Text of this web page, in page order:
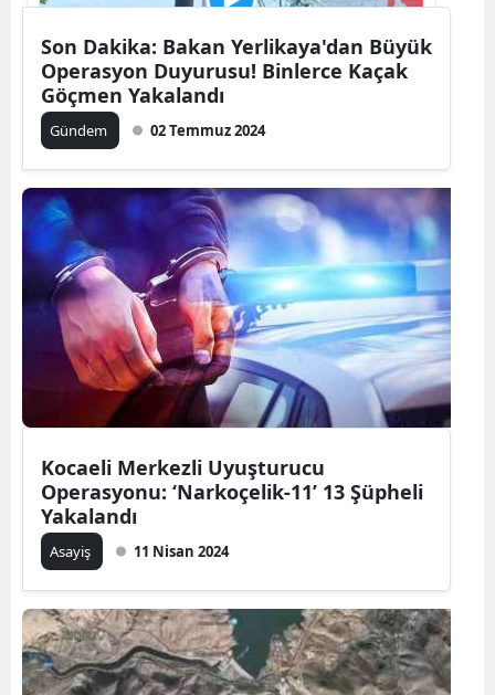
Son Dakika: Bakan Yerlikaya'dan Büyük
Operasyon Duyurusu! Binlerce Kaçak
Göçmen Yakalandı
Gündem 02 Temmuz 2024
Kocaeli Merkezli Uyuşturucu
Operasyonu: ‘Narkoçelik-11’ 13 Şüpheli
Yakalandı
Asayiş 11 Nisan 2024